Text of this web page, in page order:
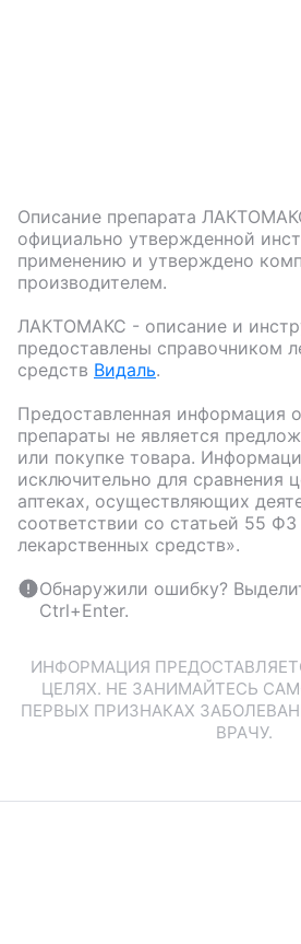
Описание препарата
официально утвержденной
применению и утверждено
производителем.
ЛАКТОМАКС - описание и
предоставлены справочником
средств Видаль.
Предоставленная информация
препараты не является
или покупке товара.
исключительно для сравнения
аптеках, осуществляющих
соответствии со статьей 55
лекарственных средств».
Обнаружили ошибку?
Ctrl+Enter.
ИНФОРМАЦИЯ
ЦЕЛЯХ. НЕ ЗАНИМАЙТЕСЬ
ПЕРВЫХ ПРИЗНАКАХ
ВРАЧУ.